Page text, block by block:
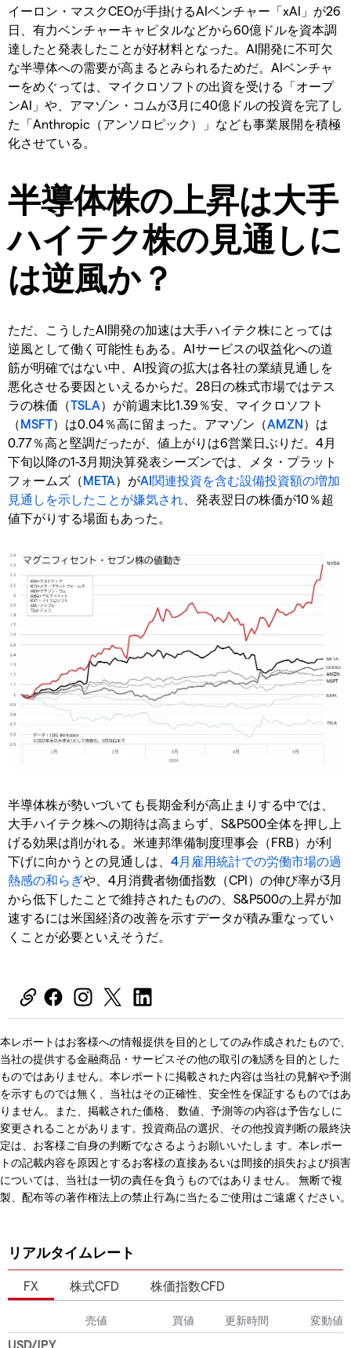
イーロン・マスクCEOが手掛けるAIベンチャー「xAI」が26
日、有力ベンチャーキャピタルなどから60億ドルを資本調
達したと発表したことが好材料となった。AI開発に不可欠
な半導体への需要が高まるとみられるためだ。AIベンチャ
ーをめぐっては、マイクロソフトの出資を受ける「オープ
ンAI」や、アマゾン・コムが3月に40億ドルの投資を完了し
た「Anthropic（アンソロピック）」なども事業展開を積極
化させている。
半導体株の上昇は大手
ハイテク株の見通しに
は逆風か？
ただ、こうしたAI開発の加速は大手ハイテク株にとっては
逆風として働く可能性もある。AIサービスの収益化への道
筋が明確ではない中、AI投資の拡大は各社の業績見通しを
悪化させる要因といえるからだ。28日の株式市場ではテス
ラの株価（TSLA）が前週末比1.39％安、マイクロソフト
（MSFT）は0.04％高に留まった。アマゾン（AMZN）は
0.77％高と堅調だったが、値上がりは6営業日ぶりだ。4月
下旬以降の1-3月期決算発表シーズンでは、メタ・プラット
フォームズ（META）がAI関連投資を含む設備投資額の増加
見通しを示したことが嫌気され 、発表翌日の株価が10％超
値下がりする場面もあった。
半導体株が勢いづいても長期金利が高止まりする中では、
大手ハイテク株への期待は高まらず、S&P500全体を押し上
げる効果は削がれる。米連邦準備制度理事会（FRB）が利
下げに向かうとの見通しは、 4月雇用統計での労働市場の過
熱感の和らぎや、4月消費者物価指数（CPI）の伸び率が3月
から低下したことで維持されたものの、S&P500の上昇が加
速するには米国経済の改善を示すデータが積み重なってい
くことが必要といえそうだ。
本レポートはお客様への情報提供を目的としてのみ作成されたもので、
当社の提供する金融商品・サービスその他の取引の勧誘を目的とした
ものではありません。本レポートに掲載された内容は当社の見解や予測
を示すものでは無く、当社はその正確性、安全性を保証するものではあ
りません。また、掲載された価格、 数値、予測等の内容は予告なしに
変更されることがあります。投資商品の選択、その他投資判断の最終決
定は、お客様ご自身の判断でなさるようお願いいたしま す。本レポー
トの記載内容を原因とするお客様の直接あるいは間接的損失および損害
については、当社は一切の責任を負うものではありません。 無断で複
製、配布等の著作権法上の禁止行為に当たるご使用はご遠慮ください。
リアルタイムレート
FX 株式CFD 株価指数CFD